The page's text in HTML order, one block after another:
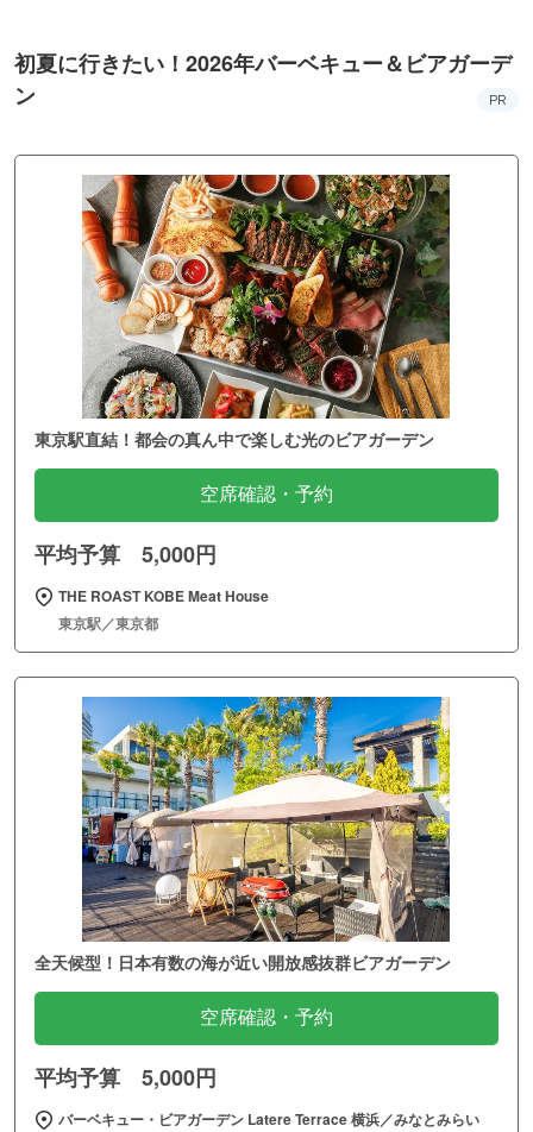
初夏に行きたい！2026年バーベキュー＆ビアガーデ
ン
PR
東京駅直結！都会の真ん中で楽しむ光のビアガーデン
空席確認・予約
平均予算 5,000円
THE ROAST KOBE Meat House
東京駅／東京都
全天候型！日本有数の海が近い開放感抜群ビアガーデン
空席確認・予約
平均予算 5,000円
バーベキュー・ビアガーデン Latere Terrace 横浜／みなとみらい